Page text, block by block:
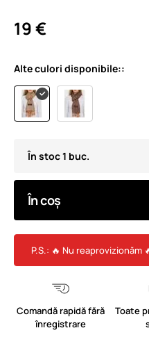
19 €
Alte culori disponibile::
În stoc 1 buc.
În coș
P.S.: 🔥 Nu reaprovizionăm
Comandă rapidă fără
înregistrare
Toate